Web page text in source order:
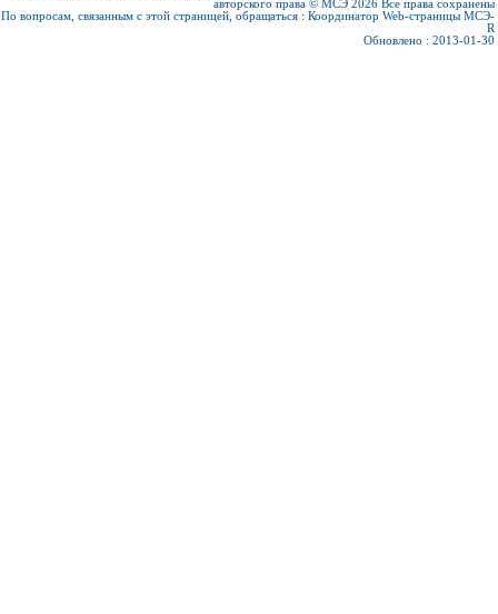
авторского права © МСЭ 2026 Все права сохранены
По вопросам, связанным с этой страницей, обращаться : Координатор Web-страницы МСЭ-
R
Обновлено : 2013-01-30